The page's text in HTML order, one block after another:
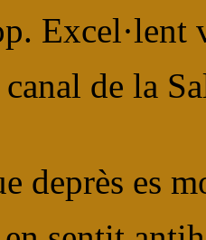
Excel·lent
de la
deprès es